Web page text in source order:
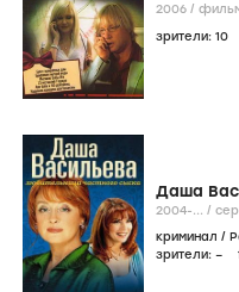
2006 /
зрители: 10
Даша
частного
2004-... /
криминал /
зрители: –